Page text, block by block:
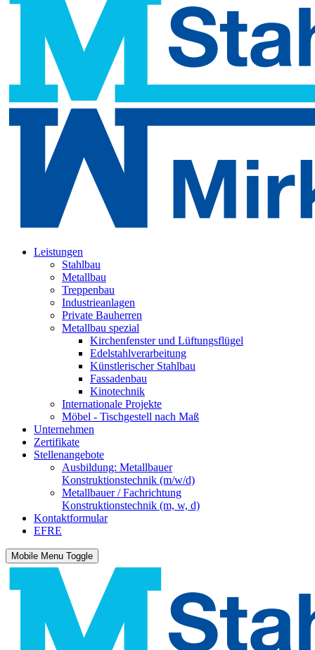
Leistungen
Stahlbau
Metallbau
Treppenbau
Industrieanlagen
Private Bauherren
Metallbau spezial
Kirchenfenster und Lüftungsflügel
Edelstahlverarbeitung
Künstlerischer Stahlbau
Fassadenbau
Kinotechnik
Internationale Projekte
Möbel - Tischgestell nach Maß
Unternehmen
Zertifikate
Stellenangebote
Ausbildung: Metallbauer
Konstruktionstechnik (m/w/d)
Metallbauer / Fachrichtung
Konstruktionstechnik (m, w, d)
Kontaktformular
EFRE
Mobile Menu Toggle